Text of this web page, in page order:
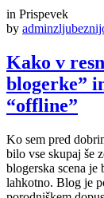
in Prispevek
by
Kako v
blogerke”
“offline”
Ko sem pred
bilo vse skupaj še
blogerska scena je
lahkotno. Blog je